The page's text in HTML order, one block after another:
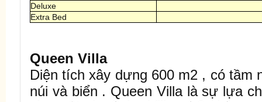
Deluxe
Extra Bed
Queen Villa
Diện tích xây dựng 600 m2 , có tầm
núi và biển . Queen Villa là sự lựa